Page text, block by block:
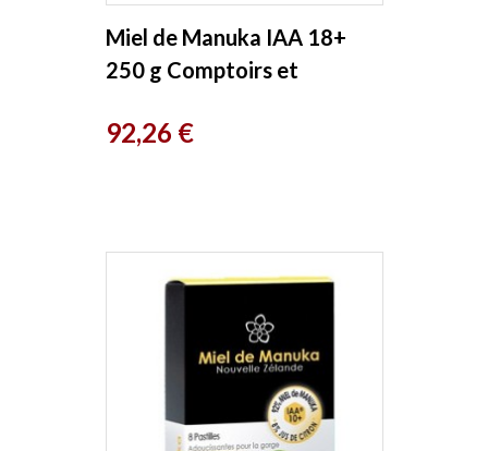
Miel de Manuka IAA 18+
250 g Comptoirs et
Prix
92,26 €